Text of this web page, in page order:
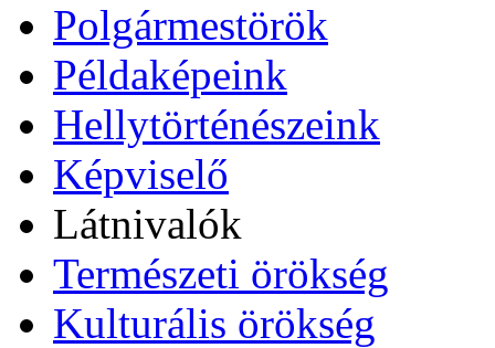
Polgármestörök
Példaképeink
Hellytörténészeink
Képviselő
Látnivalók
Természeti örökség
Kulturális örökség